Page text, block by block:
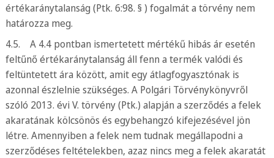
értékaránytalanság (Ptk. 6:98. § ) fogalmát a törvény nem
határozza meg.
4.5. A 4.4 pontban ismertetett mértékű hibás ár esetén
feltűnő értékaránytalanság áll fenn a termék valódi és
feltüntetett ára között, amit egy átlagfogyasztónak is
azonnal észlelnie szükséges. A Polgári Törvénykönyvről
szóló 2013. évi V. törvény (Ptk.) alapján a szerződés a felek
akaratának kölcsönös és egybehangzó kifejezésével jön
létre. Amennyiben a felek nem tudnak megállapodni a
szerződéses feltételekben, azaz nincs meg a felek akaratát